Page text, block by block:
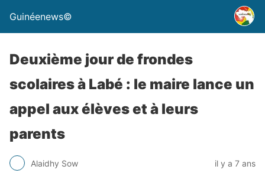
Guinéenews©
Deuxième jour de frondes
scolaires à Labé : le maire lance un
appel aux élèves et à leurs
parents
Alaidhy Sow il y a 7 ans